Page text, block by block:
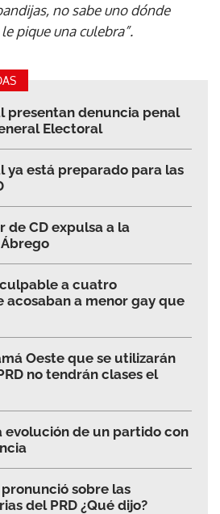
no sabe uno dónde
pique una culebra”.
presentan denuncia penal
Electoral
ya está preparado para las
de CD expulsa a la
a cuatro
acosaban a menor gay que
Oeste que se utilizarán
no tendrán clases el
evolución de un partido con
sobre las
del PRD ¿Qué dijo?